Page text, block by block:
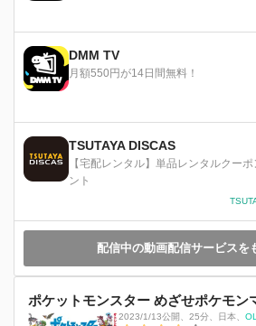
DMM TV
月額550円が14日間無料！
TSUTAYA DISCAS
【宅配レンタル】単品レンタルクー
ント
配信中の動画配信サービスを
ポケットモンスター めざせポケモン
2023/1/13公開 25分 日本